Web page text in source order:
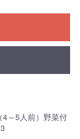
～5人前）野菜付